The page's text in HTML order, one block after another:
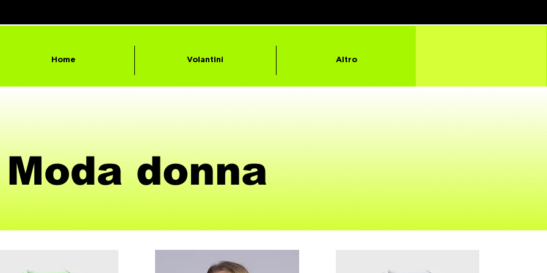
Home Volantini Altro
Moda donna